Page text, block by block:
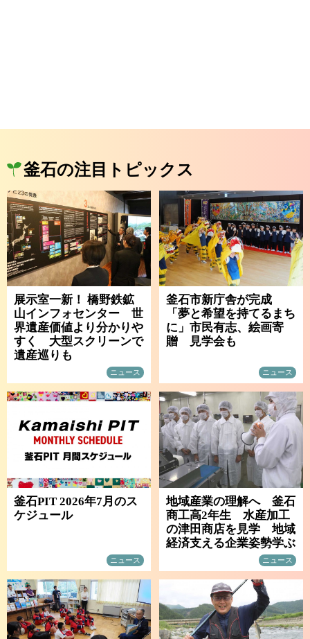
釜石の注目トピックス
展示室一新！ 橋野鉄鉱
山インフォセンター 世
界遺産価値より分かりや
すく 大型スクリーンで
遺産巡りも
ニュース
釜石市新庁舎が完成
「夢と希望を持てるまち
に」市民有志、絵画寄
贈 見学会も
ニュース
釜石PIT 2026年7月のス
ケジュール
ニュース
地域産業の理解へ 釜石
商工高2年生 水産加工
の津田商店を見学 地域
経済支える企業姿勢学ぶ
ニュース